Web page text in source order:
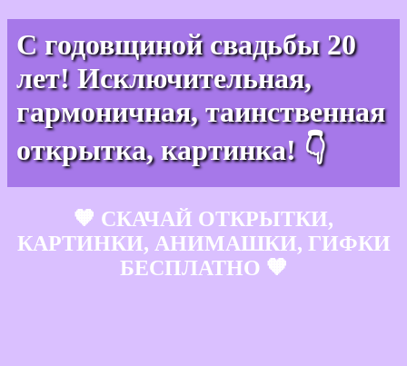
С годовщиной свадьбы 20
лет! Исключительная,
гармоничная, таинственная
открытка, картинка! 👇
🧡 СКАЧАЙ ОТКРЫТКИ,
КАРТИНКИ, АНИМАШКИ, ГИФКИ
БЕСПЛАТНО 🧡